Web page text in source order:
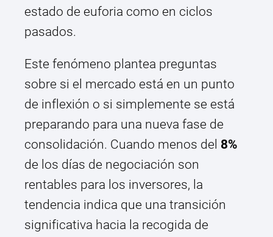
estado de euforia como en ciclos
pasados.
Este fenómeno plantea preguntas
sobre si el mercado está en un punto
de inflexión o si simplemente se está
preparando para una nueva fase de
consolidación. Cuando menos del 8%
de los días de negociación son
rentables para los inversores, la
tendencia indica que una transición
significativa hacia la recogida de